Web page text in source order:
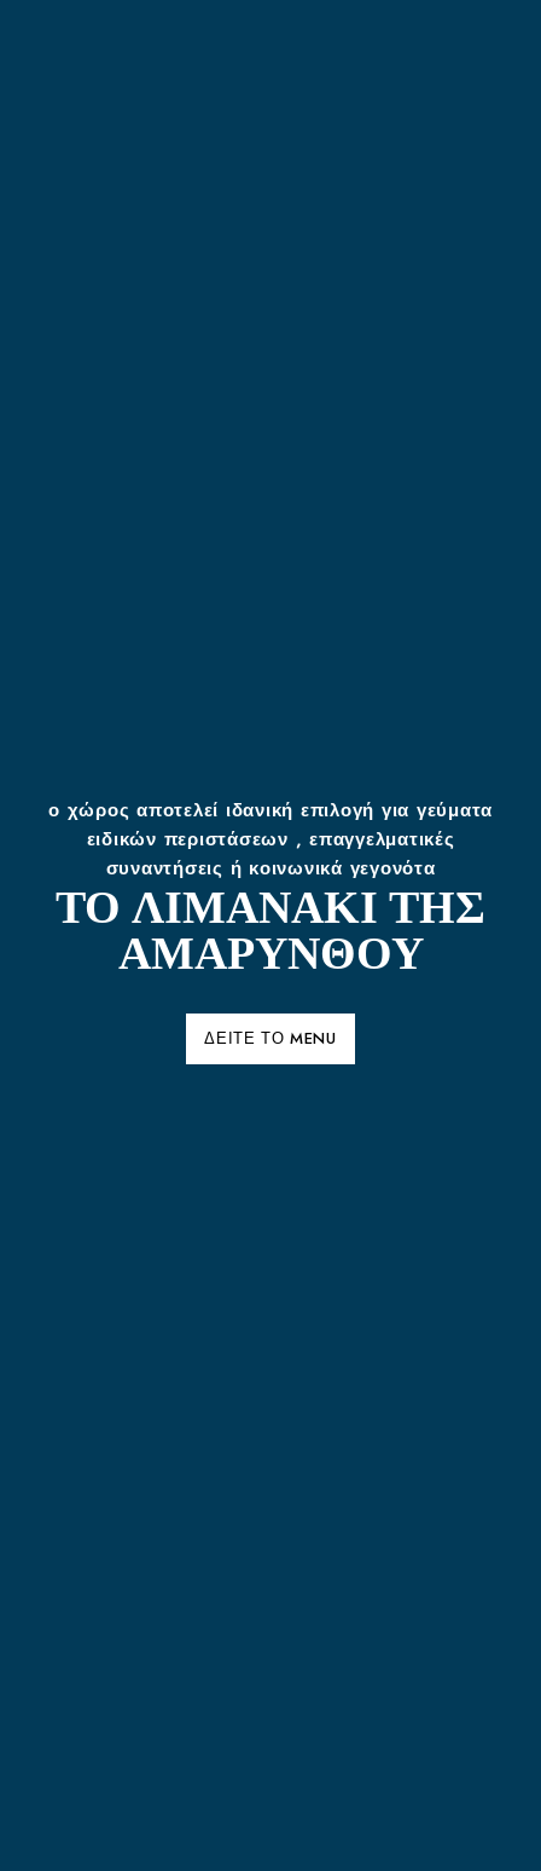
ο χώρος αποτελεί ιδανική επιλογή για γεύματα
ειδικών περιστάσεων , επαγγελματικές
συναντήσεις ή κοινωνικά γεγονότα
ΤΟ ΛΙΜΑΝΆΚΙ ΤΗΣ
ΑΜΑΡΎΝΘΟΥ
ΔΕΊΤΕ ΤΟ MENU